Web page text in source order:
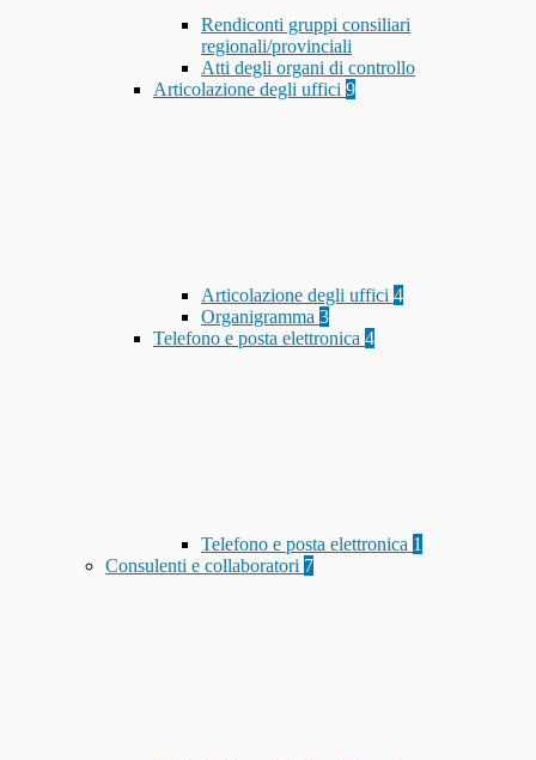
Rendiconti gruppi consiliari
regionali/provinciali
Atti degli organi di controllo
Articolazione degli uffici 9
Articolazione degli uffici 4
Organigramma 3
Telefono e posta elettronica 4
Telefono e posta elettronica 1
Consulenti e collaboratori 7